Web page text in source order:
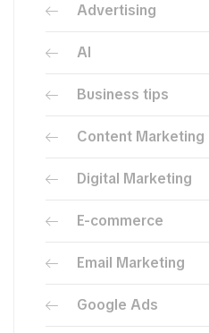
Advertising
AI
Business tips
Content Marketing
Digital Marketing
E-commerce
Email Marketing
Google Ads